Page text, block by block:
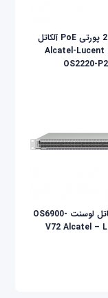
سوئیچ 24 پورتی PoE آلکاتل
لوسنت Alcatel-Lucent
OS2220-
سوئیچ آلکاتل لوسنت OS6900-
V72 Alcatel –